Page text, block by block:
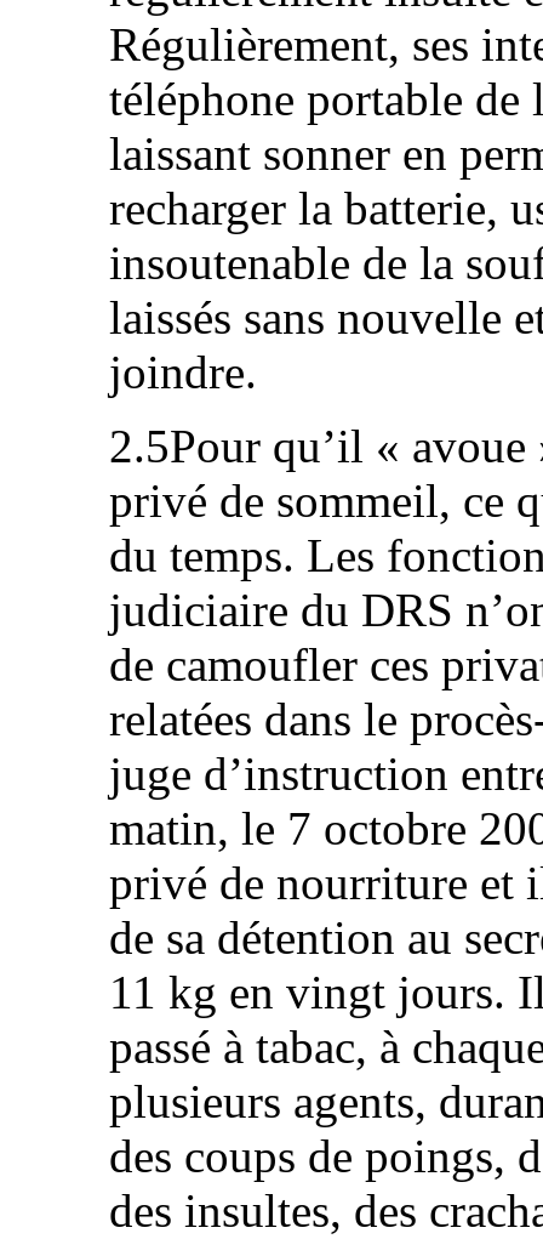
Régulièrement, ses
téléphone portable de
laissant sonner en
recharger la batterie,
insoutenable de la
laissés sans nouvelle
joindre.
2.5Pour qu’il « avoue
privé de sommeil, ce
du temps. Les
judiciaire du DRS
de camoufler ces
relatées dans le
juge d’instruction
matin, le 7 octobre
privé de nourriture et
de sa détention au
11 kg en vingt jours.
passé à tabac, à
plusieurs agents,
des coups de poings,
des insultes, des